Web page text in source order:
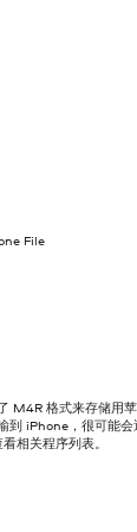
File
M4R 格式来存储用
到 iPhone，很可能
相关程序列表。